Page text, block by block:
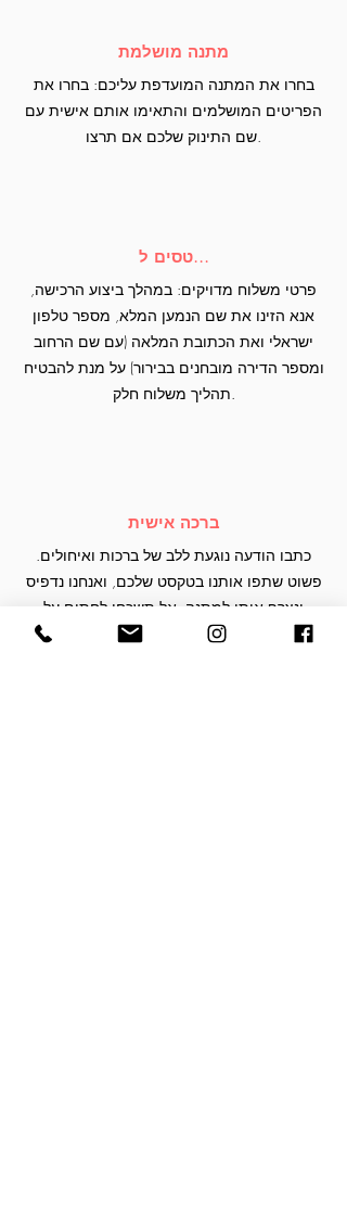
מתנה מושלמת
בחרו את המתנה המועדפת עליכם: בחרו את
הפריטים המושלמים והתאימו אותם אישית עם
שם התינוק שלכם אם תרצו.
טסים ל...
פרטי משלוח מדויקים: במהלך ביצוע הרכישה,
אנא הזינו את שם הנמען המלא, מספר טלפון
ישראלי ואת הכתובת המלאה (עם שם הרחוב
ומספר הדירה מובחנים בבירור) על מנת להבטיח
תהליך משלוח חלק.
ברכה אישית
כתבו הודעה נוגעת ללב של ברכות ואיחולים.
פשוט שתפו אותנו בטקסט שלכם, ואנחנו נדפיס
ונצרף אותו למתנה. אל תשכחו לחתום על
הברכה בשמכם!